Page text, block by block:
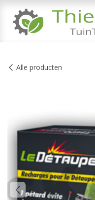
Alle producten